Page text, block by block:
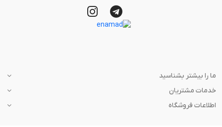
ما را بیشتر بشناسید
خدمات مشتریان
اطلاعات فروشگاه